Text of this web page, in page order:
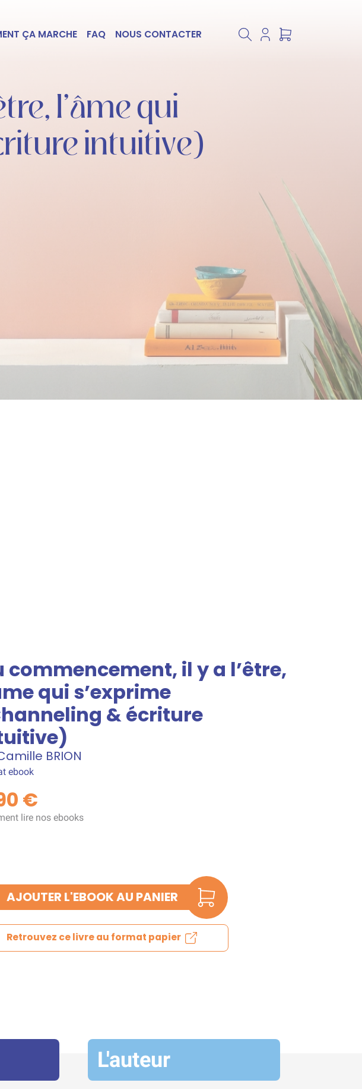
ÇA MARCHE FAQ NOUS CONTACTER
l’âme qui
intuitive)
commencement, il y a l’être,
qui s’exprime
& écriture
BRION
ebook
€
lire nos ebooks
AJOUTER L'EBOOK AU PANIER
Retrouvez ce livre au format papier
L'auteur